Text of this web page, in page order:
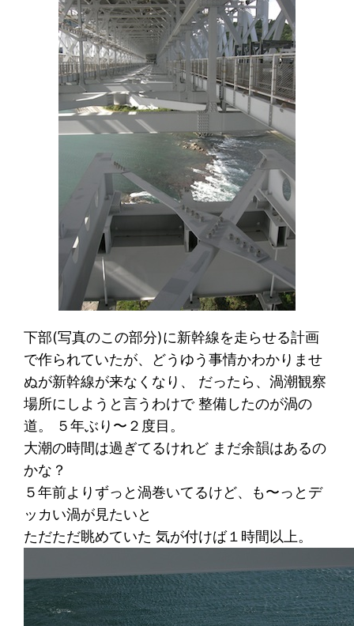
下部(写真のこの部分)に新幹線を走らせる計画
で作られていたが、どうゆう事情かわかりませ
ぬが新幹線が来なくなり、 だったら、渦潮観察
場所にしようと言うわけで 整備したのが渦の
道。 ５年ぶり〜２度目。
大潮の時間は過ぎてるけれど まだ余韻はあるの
かな？
５年前よりずっと渦巻いてるけど、も〜っとデ
ッカい渦が見たいと
ただただ眺めていた 気が付けば１時間以上。